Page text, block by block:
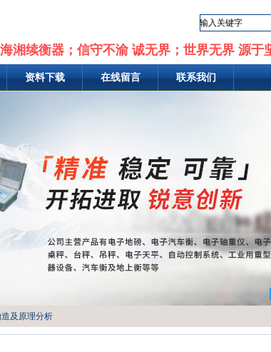
湘续衡器；信守不渝 诚无界；世界无界 源于
资料下载 在线留言 联系我们
及原理分析